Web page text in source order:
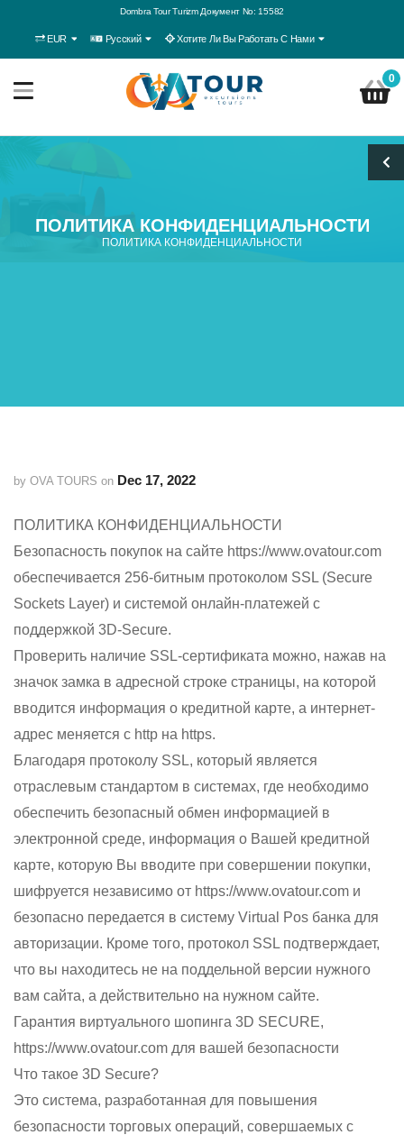
Dombra Tour Turizm Документ No: 15582
EUR Русский Хотите Ли Вы Работать С Нами
0
ПОЛИТИКА КОНФИДЕНЦИАЛЬНОСТИ
ПОЛИТИКА КОНФИДЕНЦИАЛЬНОСТИ
by OVA TOURS on Dec 17, 2022
ПОЛИТИКА КОНФИДЕНЦИАЛЬНОСТИ
Безопасность покупок на сайте https://www.ovatour.com
обеспечивается 256-битным протоколом SSL (Secure
Sockets Layer) и системой онлайн-платежей с
поддержкой 3D-Secure.
Проверить наличие SSL-сертификата можно, нажав на
значок замка в адресной строке страницы, на которой
вводится информация о кредитной карте, а интернет-
адрес меняется с http на https.
Благодаря протоколу SSL, который является
отраслевым стандартом в системах, где необходимо
обеспечить безопасный обмен информацией в
электронной среде, информация о Вашей кредитной
карте, которую Вы вводите при совершении покупки,
шифруется независимо от https://www.ovatour.com и
безопасно передается в систему Virtual Pos банка для
авторизации. Кроме того, протокол SSL подтверждает,
что вы находитесь не на поддельной версии нужного
вам сайта, а действительно на нужном сайте.
Гарантия виртуального шопинга 3D SECURE,
https://www.ovatour.com для вашей безопасности
Что такое 3D Secure?
Это система, разработанная для повышения
безопасности торговых операций, совершаемых с